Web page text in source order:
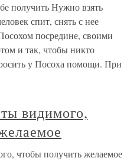
получить Нужно взять
спит, снять с нее
посредине, своими
и так, чтобы никто
у Посоха помощи. При
видимого,
чтобы получить желаемое